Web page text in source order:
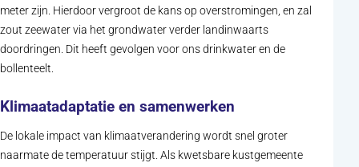
meter zijn. Hierdoor vergroot de kans op overstromingen, en zal
zout zeewater via het grondwater verder landinwaarts
doordringen. Dit heeft gevolgen voor ons drinkwater en de
bollenteelt.
Klimaatadaptatie en samenwerken
De lokale impact van klimaatverandering wordt snel groter
naarmate de temperatuur stijgt. Als kwetsbare kustgemeente